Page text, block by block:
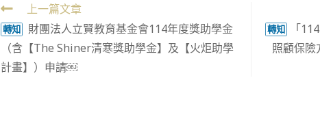
Read
more
articles
上一篇文章
轉知
財團法人立賢教育基金會114年度獎助學金
（含【The Shiner清寒獎助學金】及【火炬助學
計畫】）申請￼
轉知
「
照顧保險